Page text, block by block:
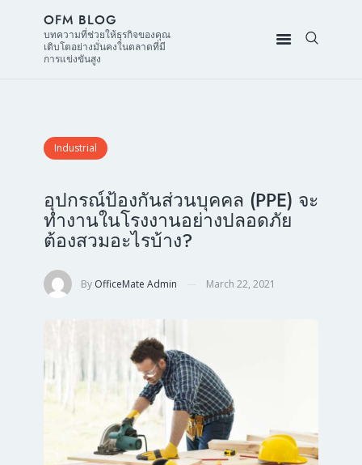
OFM BLOG
บทความที่ช่วยให้ธุรกิจของคุณ
เติบโตอย่างมั่นคงในตลาดที่มี
การแข่งขันสูง
Industrial
อุปกรณ์ป้องกันส่วนบุคคล (PPE) จะ
ทำงานในโรงงานอย่างปลอดภัย
ต้องสวมอะไรบ้าง?
By OfficeMate Admin March 22, 2021